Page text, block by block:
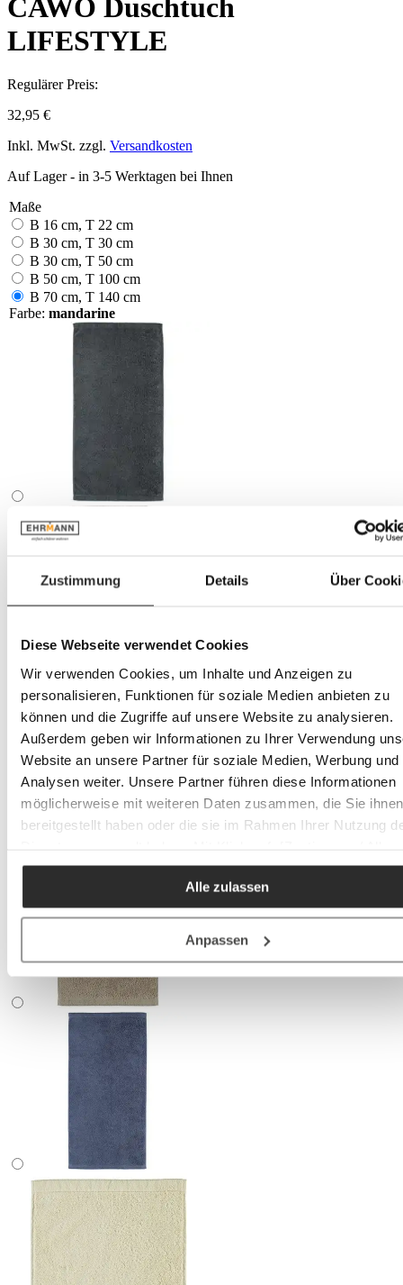
Zustimmung Details Über
Diese Webseite verwendet Cookies
Wir verwenden Cookies, um Inhalte und Anzeigen zu
personalisieren, Funktionen für soziale Medien anbieten zu
können und die Zugriffe auf unsere Website zu analysieren.
Außerdem geben wir Informationen zu Ihrer Verwendung
Website an unsere Partner für soziale Medien, Werbung und
Analysen weiter. Unsere Partner führen diese Informationen
möglicherweise mit weiteren Daten zusammen, die Sie ihnen
bereitgestellt haben oder die sie im Rahmen Ihrer Nutzung
akzeptieren / etc.]“ erteilen Sie Ihre Einwilligung auch in die
Weitergabe über Ihr Verhalten in unserem Shop an unseren
Partner, die shopware AG (Ebbinghoff 10, 48624
Deutschland), die diese Daten Ihnen nicht persönlich
Produktverbesserungen, Marktverhaltensanalysen)
darf.
Alle zulassen
Anpassen
CAWÖ Duschtuch
LIFESTYLE
Regulärer Preis:
32,95 €
Inkl. MwSt. zzgl. Versandkosten
Auf Lager - in 3-5 Werktagen bei Ihnen
Maße
B 16 cm, T 22 cm
B 30 cm, T 30 cm
B 30 cm, T 50 cm
B 50 cm, T 100 cm
B 70 cm, T 140 cm
Farbe: mandarine